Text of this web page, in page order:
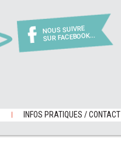
NOUS SUIVRE
SUR FACEBOOK...
INFOS PRATIQUES / CONTACT